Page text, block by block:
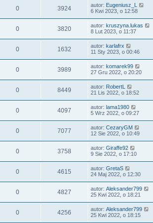
0 3924 autor: Eugeniusz_L
6 Kwi 2023, o 12:58
0 3820 autor: kruszyna.lukas
8 Lut 2023, o 11:37
0 1632 autor: karlafrx
11 Sty 2023, o 00:46
0 3989 autor: komarek99
27 Gru 2022, o 20:20
0 8449 autor: RobertL
21 Lis 2022, o 18:52
0 4097 autor: lama1980
5 Wrz 2022, o 09:27
0 7077 autor: CezaryGM
12 Sie 2022, o 10:49
0 3758 autor: Giraffe92
9 Sie 2022, o 17:10
0 4615 autor: GretaS
24 Maj 2022, o 12:30
0 4827 autor: Aleksander799
25 Kwi 2022, o 18:21
0 4256 autor: Aleksander799
25 Kwi 2022, o 18:15